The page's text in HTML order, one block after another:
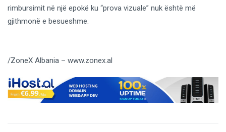
rimbursimit në një epokë ku “prova vizuale” nuk është më
gjithmonë e besueshme.
/ZoneX Albania – www.zonex.al